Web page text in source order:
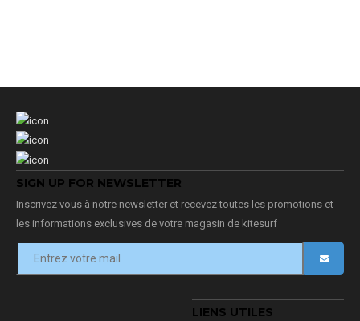
SIGN UP FOR NEWSLETTER
Inscrivez vous à notre newsletter et recevez toutes les promotions et
les informations exclusives de votre magasin de kitesurf
LIENS UTILES